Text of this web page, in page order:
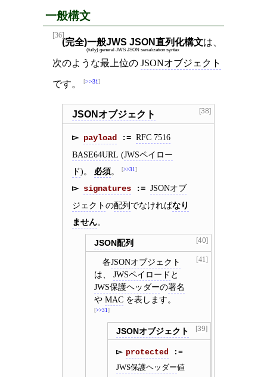
一般構文
[36]
(完全)一般JWS JSON直列化構文
(fully) general JWS JSON serialization syntax
は、
次のような最上位の JSONオブジェクト
です。 >>31
[38]
JSONオブジェクト
payload
RFC 7516
BASE64URL (JWSペイロー
ド)。 必須。 >>31
signatures
JSONオブ
ジェクトの配列 でなければなり
ません。
[40]
JSON配列
[41]
各JSONオブジェクト
は、 JWSペイロード と
JWS保護ヘッダーの署名
や MACを表します。
>>31
[39]
JSONオブジェクト
protected
JWS保護ヘッダー値